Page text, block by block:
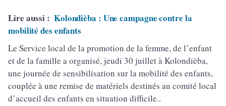
Lire aussi : Kolondièba : Une campagne contre la
mobilité des enfants
Le Service local de la promotion de la femme, de l’enfant
et de la famille a organisé, jeudi 30 juillet à Kolondièba,
une journée de sensibilisation sur la mobilité des enfants,
couplée à une remise de matériels destinés au comité local
d’accueil des enfants en situation difficile..